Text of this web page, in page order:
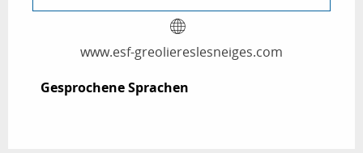
www.esf-greoliereslesneiges.com
Gesprochene Sprachen
Gesprochene Sprachen